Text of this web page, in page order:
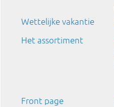
Wettelijke vakantie
Het assortiment
Front page